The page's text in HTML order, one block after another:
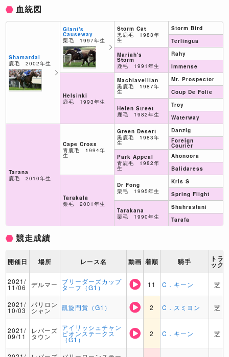
血統図
Shamardal
鹿毛 2002年生
Tarana
鹿毛 2010年生
Giant's
Causeway
栗毛 1997年生
Helsinki
鹿毛 1993年生
Cape Cross
青鹿毛 1994年
生
Tarakala
栗毛 2001年生
Storm Cat
黒鹿毛 1983年
生
Mariah's
Storm
鹿毛 1991年生
Machiavellian
黒鹿毛 1987年
生
Helen Street
鹿毛 1982年生
Green Desert
黒鹿毛 1983年
生
Park Appeal
青鹿毛 1982年
生
Dr Fong
栗毛 1995年生
Tarakana
栗毛 1990年生
Storm Bird
Terlingua
Rahy
Immense
Mr. Prospector
Coup De Folie
Troy
Waterway
Danzig
Foreign
Courier
Ahonoora
Balidaress
Kris S
Spring Flight
Shahrastani
Tarafa
競走成績
開催日 場所 レース名 動画 着順 騎手 トラ
ック
2021/
11/06 デルマー ブリーダーズカップ
ターフ（G1） 11 C．キーン 芝
2021/
10/03
パリロン
シャン 凱旋門賞（G1） 2 C．スミヨン 芝
2021/
09/11
レパーズ
タウン
アイリッシュチャン
ピオンステークス
（G1）
2 C．キーン 芝